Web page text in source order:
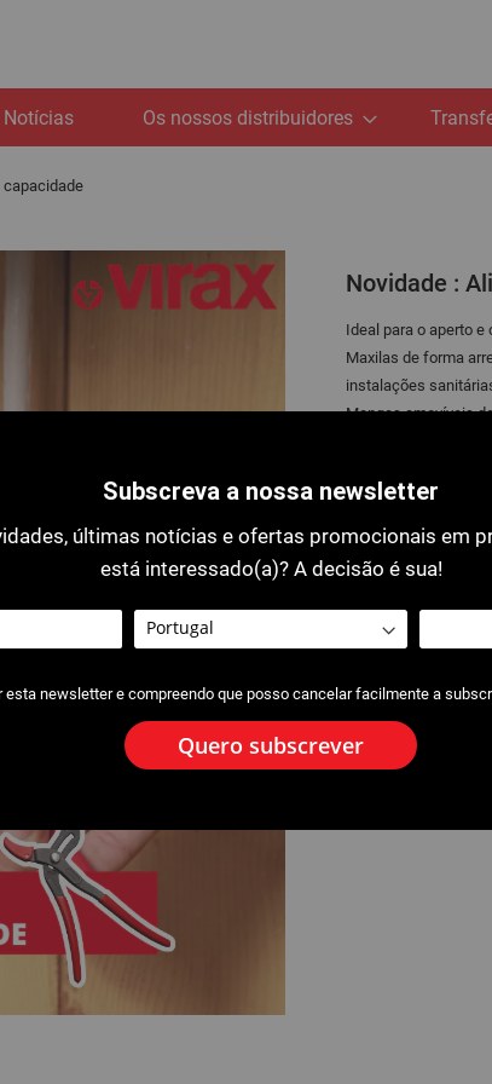
Notícias Os nossos distribuidores
capacidade
Novidade :
Ideal para o aperto
Maxilas de forma
instalações
Mangas amovíveis
Pegas
Pinça cromada
Detalhes do
Subscreva a nossa newsletter
últimas notícias e ofertas promocionais em
está interessado(a)? A decisão é sua!
esta newsletter e compreendo que posso cancelar facilmente a
Quero subscrever